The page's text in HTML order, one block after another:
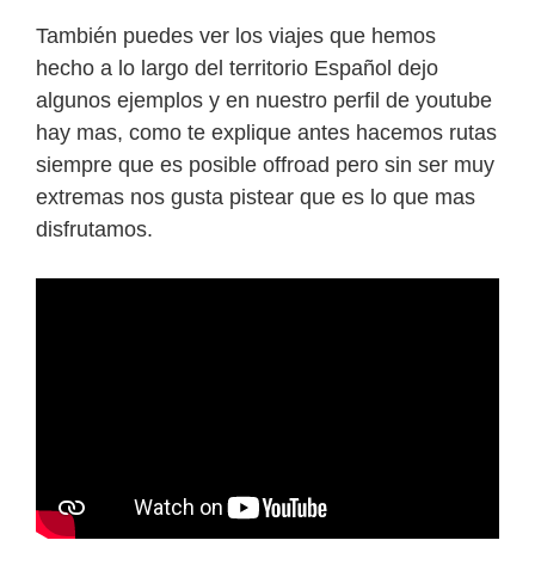
También puedes ver los viajes que hemos
hecho a lo largo del territorio Español dejo
algunos ejemplos y en nuestro perfil de youtube
hay mas, como te explique antes hacemos rutas
siempre que es posible offroad pero sin ser muy
extremas nos gusta pistear que es lo que mas
disfrutamos.